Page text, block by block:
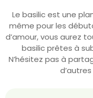
Le basilic est une
même pour les
d’amour, vous aurez
basilic prêtes à
N’hésitez pas à